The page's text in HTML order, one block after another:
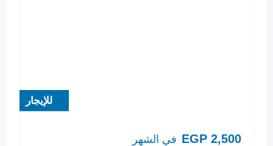
للإيجار
EGP 2,500 في الشهر